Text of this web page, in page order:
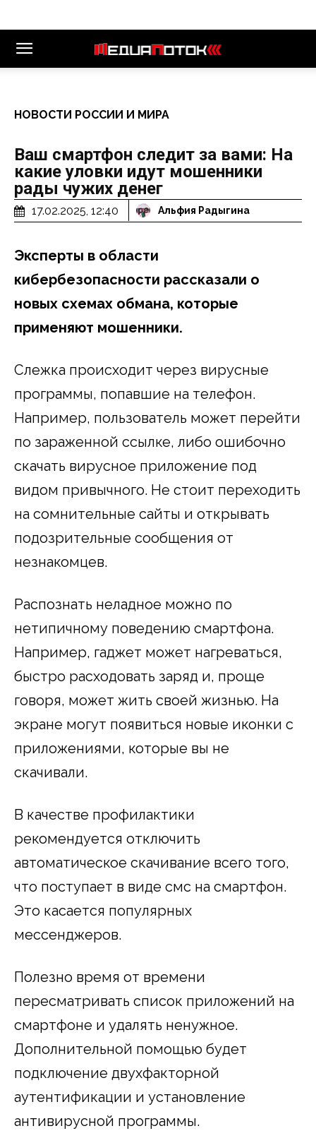
НОВОСТИ РОССИИ И МИРА
Ваш смартфон следит за вами: На
какие уловки идут мошенники
рады чужих денег
17.02.2025, 12:40 Альфия Радыгина
Эксперты в области
кибербезопасности рассказали о
новых схемах обмана, которые
применяют мошенники.
Слежка происходит через вирусные
программы, попавшие на телефон.
Например, пользователь может перейти
по зараженной ссылке, либо ошибочно
скачать вирусное приложение под
видом привычного. Не стоит переходить
на сомнительные сайты и открывать
подозрительные сообщения от
незнакомцев.
Распознать неладное можно по
нетипичному поведению смартфона.
Например, гаджет может нагреваться,
быстро расходовать заряд и, проще
говоря, может жить своей жизнью. На
экране могут появиться новые иконки с
приложениями, которые вы не
скачивали.
В качестве профилактики
рекомендуется отключить
автоматическое скачивание всего того,
что поступает в виде смс на смартфон.
Это касается популярных
мессенджеров.
Полезно время от времени
пересматривать список приложений на
смартфоне и удалять ненужное.
Дополнительной помощью будет
подключение двухфакторной
аутентификации и установление
антивирусной программы.